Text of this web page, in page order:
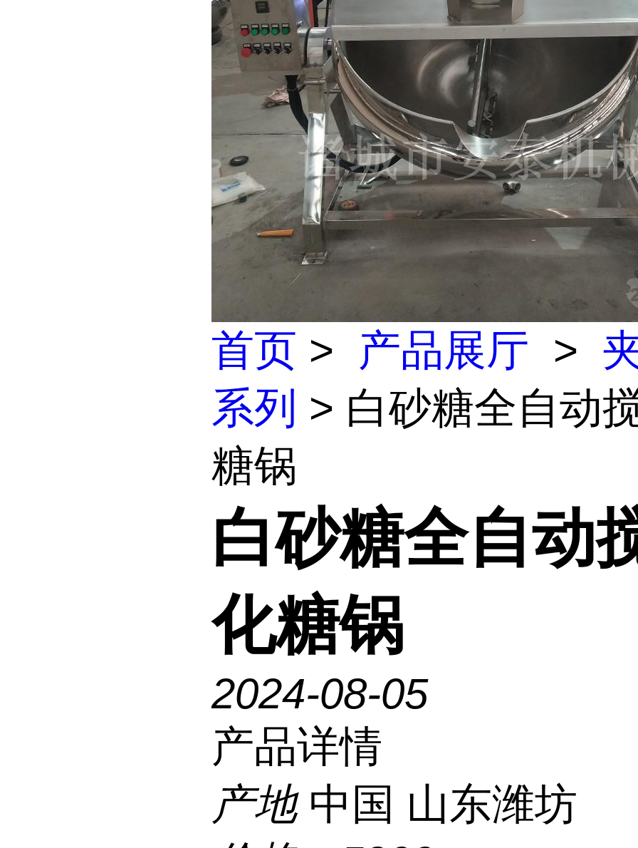
首页 > 产品展厅 >
系列 > 白砂糖全自动
糖锅
白砂糖全自动
化糖锅
2024-08-05
产品详情
产地 中国 山东潍坊